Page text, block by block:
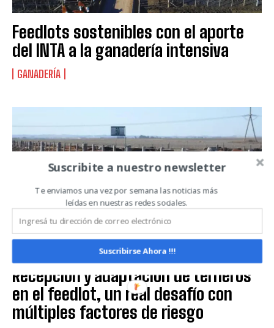
QUIERO SUSCRIBIRME
Feedlots sostenibles con el aporte
del INTA a la ganadería intensiva
GANADERÍA
Recepción y adaptación de terneros
en el feedlot, un real desafío con
múltiples factores de riesgo
Suscribite a nuestro newsletter
Te enviamos una vez por semana las noticias más
leídas en nuestras redes sociales.
Suscribirse Ahora !!!